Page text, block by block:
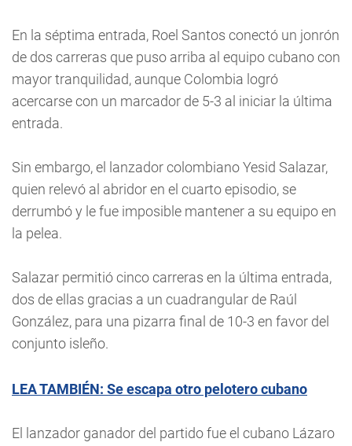
En la séptima entrada, Roel Santos conectó un jonrón
de dos carreras que puso arriba al equipo cubano con
mayor tranquilidad, aunque Colombia logró
acercarse con un marcador de 5-3 al iniciar la última
entrada.
Sin embargo, el lanzador colombiano Yesid Salazar,
quien relevó al abridor en el cuarto episodio, se
derrumbó y le fue imposible mantener a su equipo en
la pelea.
Salazar permitió cinco carreras en la última entrada,
dos de ellas gracias a un cuadrangular de Raúl
González, para una pizarra final de 10-3 en favor del
conjunto isleño.
LEA TAMBIÉN: Se escapa otro pelotero cubano
El lanzador ganador del partido fue el cubano Lázaro